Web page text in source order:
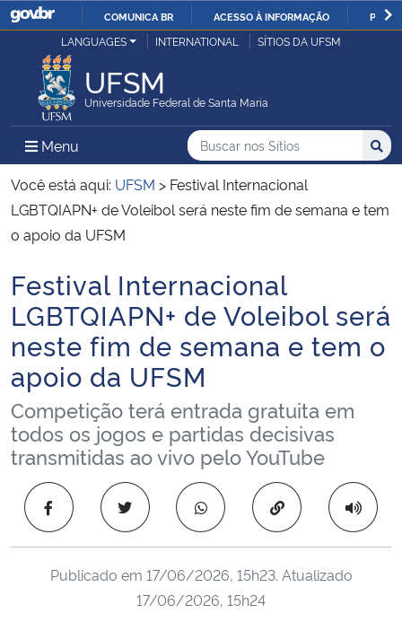
IR
COMUNICA BR ACESSO À INFORMAÇÃO
Ministério da Justiça e Segurança Pública
Ministério da Defesa
Ministério das Relações Exteriores
Ministério da Economia
Ministério da Infraestrutura
Ministério da Agricultura, Pecuária e Abastecimento
Ministério da Educação
Ministério da Cidadania
Ministério da Saúde
Ministério de Minas e Energia
Ministério do Meio Ambiente
LANGUAGES INTERNATIONAL SÍTIOS DA UFSM
UFSM
Universidade Federal de Santa Maria
Menu Menu Principal do Sítio
Busca
Buscar no nos Sítios
Busca:
Você está aqui: UFSM > Festival Internacional
LGBTQIAPN+ de Voleibol será neste fim de semana e tem
o apoio da UFSM
Início do conteúdo
Festival Internacional
LGBTQIAPN+ de Voleibol será
neste fim de semana e tem o
apoio da UFSM
Competição terá entrada gratuita em
todos os jogos e partidas decisivas
transmitidas ao vivo pelo YouTube
Copiar para área
Publicado em 17/06/2026, 15h23. Atualizado
17/06/2026, 15h24